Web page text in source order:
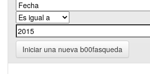
Iniciar una nueva b00fasqueda